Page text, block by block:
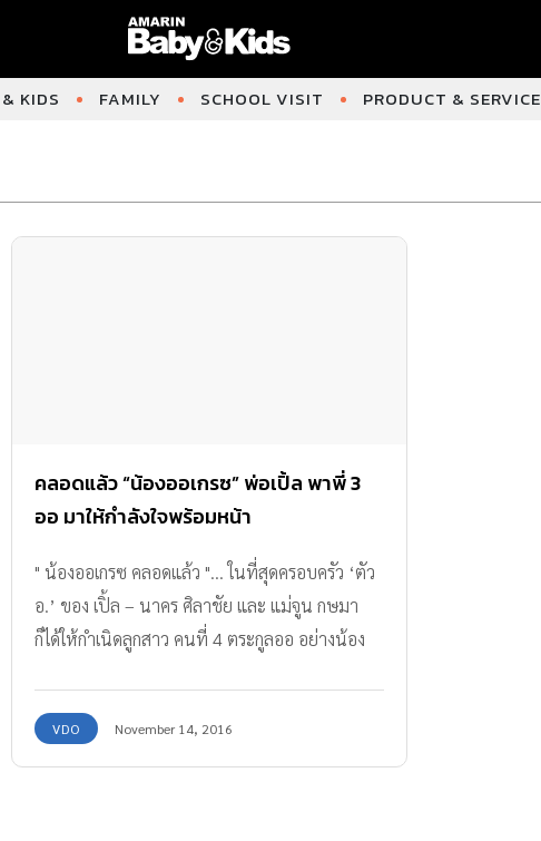
KIDS FAMILY SCHOOL VISIT PRODUCT & SERVICE
คลอดแล้ว “น้องออเกรซ” พ่อเปิ้ล พาพี่ 3
ออ มาให้กำลังใจพร้อมหน้า
" น้องออเกรซ คลอดแล้ว "... ในที่สุดครอบครัว ‘ตัว
อ.’ ของ เปิ้ล – นาคร ศิลาชัย และ แม่จูน กษมา
ก็ได้ให้กำเนิดลูกสาว คนที่ 4 ตระกูลออ อย่างน้อง
VDO November 14, 2016